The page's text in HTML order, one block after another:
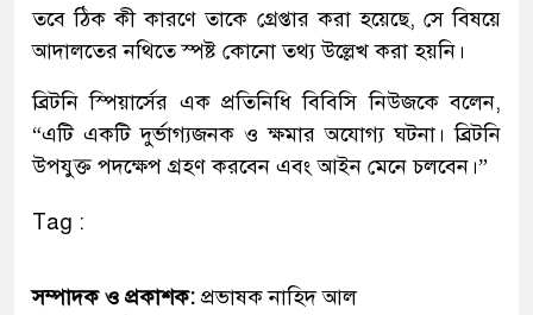
তবে ঠিক কী কারণে তাকে গ্রেপ্তার করা হয়েছে, সে বিষয়ে
আদালতের নথিতে স্পষ্ট কোনো তথ্য উল্লেখ করা হয়নি।
ব্রিটনি স্পিয়ার্সের এক প্রতিনিধি বিবিসি নিউজকে বলেন,
“এটি একটি দুর্ভাগ্যজনক ও ক্ষমার অযোগ্য ঘটনা। ব্রিটনি
উপযুক্ত পদক্ষেপ গ্রহণ করবেন এবং আইন মেনে চলবেন।”
Tag :
সম্পাদক ও প্রকাশক: প্রভাষক নাহিদ আল